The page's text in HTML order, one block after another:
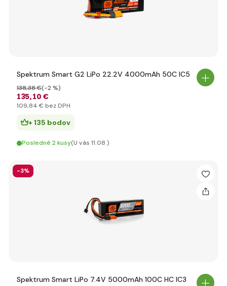
Spektrum Smart G2 LiPo 22.2V 4000mAh 50C IC5
135,10 €
138,38 €(-2 %)
109,84 € bez DPH
+ 135 bodov
Posledné 2 kusy(U vás 11.08.)
-3%
Spektrum Smart LiPo 7.4V 5000mAh 100C HC IC3